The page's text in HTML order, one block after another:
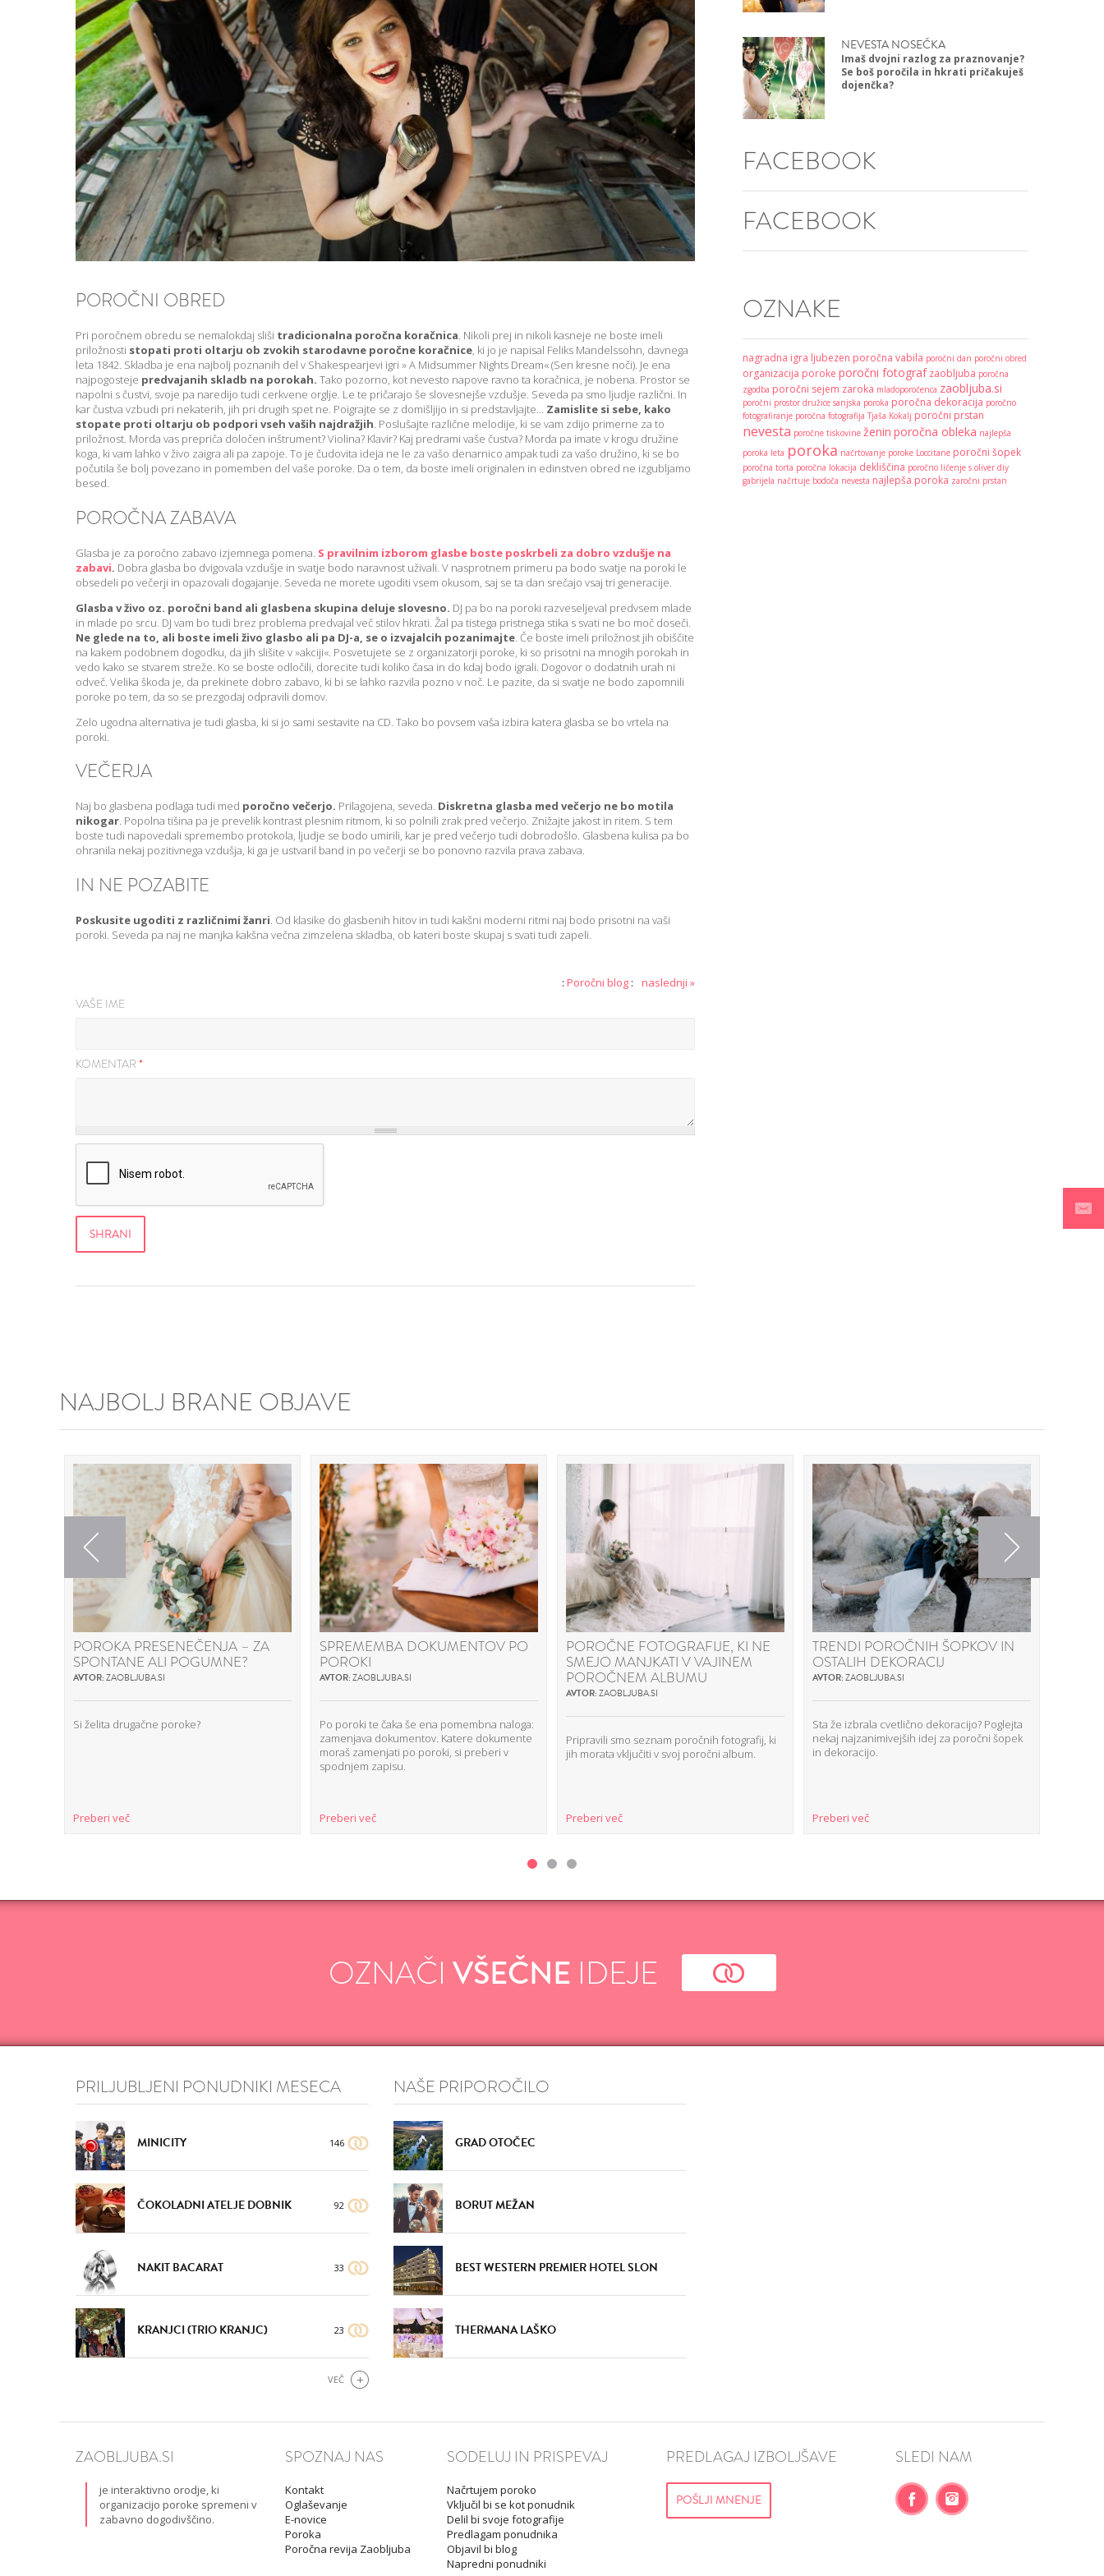
POROČNI OBRED
Pri poročnem obredu se nemalokdaj sliši tradicionalna poročna koračnica. Nikoli prej in nikoli kasneje ne boste imeli
priložnosti stopati proti oltarju ob zvokih starodavne poročne koračnice, ki jo je napisal Feliks Mandelssohn, davnega
leta 1842. Skladba je ena najbolj poznanih del v Shakespearjevi igri » A Midsummer Nights Dream« (Sen kresne noči). Je ena
najpogosteje predvajanih skladb na porokah. Tako pozorno, kot nevesto napove ravno ta koračnica, je nobena. Prostor se
napolni s čustvi, svoje pa naredijo tudi cerkvene orglje. Le te pričarajo še slovesnejše vzdušje. Seveda pa smo ljudje različni. In
kar čustva vzbudi pri nekaterih, jih pri drugih spet ne. Poigrajte se z domišljijo in si predstavljajte… Zamislite si sebe, kako
stopate proti oltarju ob podpori vseh vaših najdražjih. Poslušajte različne melodije, ki se vam zdijo primerne za to
priložnost. Morda vas prepriča določen inštrument? Violina? Klavir? Kaj predrami vaše čustva? Morda pa imate v krogu družine
koga, ki vam lahko v živo zaigra ali pa zapoje. To je čudovita ideja ne le za vašo denarnico ampak tudi za vašo družino, ki se bo
počutila še bolj povezano in pomemben del vaše poroke. Da o tem, da boste imeli originalen in edinstven obred ne izgubljamo
besed.
POROČNA ZABAVA
Glasba je za poročno zabavo izjemnega pomena. S pravilnim izborom glasbe boste poskrbeli za dobro vzdušje na
zabavi. Dobra glasba bo dvigovala vzdušje in svatje bodo naravnost uživali. V nasprotnem primeru pa bodo svatje na poroki le
obsedeli po večerji in opazovali dogajanje. Seveda ne morete ugoditi vsem okusom, saj se ta dan srečajo vsaj tri generacije.
Glasba v živo oz. poročni band ali glasbena skupina deluje slovesno. DJ pa bo na poroki razveseljeval predvsem mlade
in mlade po srcu. DJ vam bo tudi brez problema predvajal več stilov hkrati. Žal pa tistega pristnega stika s svati ne bo moč doseči.
Ne glede na to, ali boste imeli živo glasbo ali pa DJ-a, se o izvajalcih pozanimajte. Če boste imeli priložnost jih obiščite
na kakem podobnem dogodku, da jih slišite v »akciji«. Posvetujete se z organizatorji poroke, ki so prisotni na mnogih porokah in
vedo kako se stvarem streže. Ko se boste odločili, dorecite tudi koliko časa in do kdaj bodo igrali. Dogovor o dodatnih urah ni
odveč. Velika škoda je, da prekinete dobro zabavo, ki bi se lahko razvila pozno v noč. Le pazite, da si svatje ne bodo zapomnili
poroke po tem, da so se prezgodaj odpravili domov.
Zelo ugodna alternativa je tudi glasba, ki si jo sami sestavite na CD. Tako bo povsem vaša izbira katera glasba se bo vrtela na
poroki.
VEČERJA
Naj bo glasbena podlaga tudi med poročno večerjo. Prilagojena, seveda. Diskretna glasba med večerjo ne bo motila
nikogar. Popolna tišina pa je prevelik kontrast plesnim ritmom, ki so polnili zrak pred večerjo. Znižajte jakost in ritem. S tem
boste tudi napovedali spremembo protokola, ljudje se bodo umirili, kar je pred večerjo tudi dobrodošlo. Glasbena kulisa pa bo
ohranila nekaj pozitivnega vzdušja, ki ga je ustvaril band in po večerji se bo ponovno razvila prava zabava.
IN NE POZABITE
Poskusite ugoditi z različnimi žanri. Od klasike do glasbenih hitov in tudi kakšni moderni ritmi naj bodo prisotni na vaši
poroki. Seveda pa naj ne manjka kakšna večna zimzelena skladba, ob kateri boste skupaj s svati tudi zapeli.
: Poročni blog : naslednji »
VAŠE IME
KOMENTAR *
NEVESTA NOSEČKA
Imaš dvojni razlog za praznovanje?
Se boš poročila in hkrati pričakuješ
dojenčka?
FACEBOOK
FACEBOOK
OZNAKE
nagradna igra ljubezen poročna vabila poročni dan poročni obred
organizacija poroke poročni fotograf zaobljuba poročna
zgodba poročni sejem zaroka mladoporočenca zaobljuba.si
poročni prostor družice sanjska poroka poročna dekoracija poročno
fotografiranje poročna fotografija Tjaša Kokalj poročni prstan
nevesta poročne tiskovine ženin poročna obleka najlepša
poroka leta poroka načrtovanje poroke Loccitane poročni šopek
poročna torta poročna lokacija dekliščina poročno ličenje s.oliver diy
gabrijela načrtuje bodoča nevesta najlepša poroka zaročni prstan
NAJBOLJ BRANE OBJAVE
Previous
POROKA PRESENEČENJA – ZA
SPONTANE ALI POGUMNE?
AVTOR:ZAOBLJUBA.SI
Si želita drugačne poroke?
Preberi več
SPREMEMBA DOKUMENTOV PO
POROKI
AVTOR:ZAOBLJUBA.SI
Po poroki te čaka še ena pomembna naloga:
zamenjava dokumentov. Katere dokumente
moraš zamenjati po poroki, si preberi v
spodnjem zapisu.
Preberi več
POROČNE FOTOGRAFIJE, KI NE
SMEJO MANJKATI V VAJINEM
POROČNEM ALBUMU
AVTOR:ZAOBLJUBA.SI
Pripravili smo seznam poročnih fotografij, ki
jih morata vključiti v svoj poročni album.
Preberi več
TRENDI POROČNIH ŠOPKOV IN
OSTALIH DEKORACIJ
AVTOR:ZAOBLJUBA.SI
Sta že izbrala cvetlično dekoracijo? Poglejta
nekaj najzanimivejših idej za poročni šopek
in dekoracijo.
Preberi več
Next
OZNAČI VŠEČNE IDEJE
PRILJUBLJENI PONUDNIKI MESECA
MINICITY 146
ČOKOLADNI ATELJE DOBNIK 92
NAKIT BACARAT 33
KRANJCI (TRIO KRANJC) 23
VEČ
NAŠE PRIPOROČILO
GRAD OTOČEC
BORUT MEŽAN
BEST WESTERN PREMIER HOTEL SLON
THERMANA LAŠKO
ZAOBLJUBA.SI
je interaktivno orodje, ki
organizacijo poroke spremeni v
zabavno dogodivščino.
SPOZNAJ NAS
Kontakt
Oglaševanje
E-novice
Poroka
Poročna revija Zaobljuba
SODELUJ IN PRISPEVAJ
Načrtujem poroko
Vključil bi se kot ponudnik
Delil bi svoje fotografije
Predlagam ponudnika
Objavil bi blog
Napredni ponudniki
PREDLAGAJ IZBOLJŠAVE
POŠLJI MNENJE
SLEDI NAM